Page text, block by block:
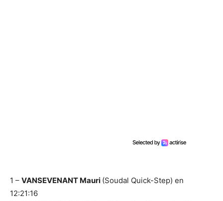
1 – VANSEVENANT Mauri (Soudal Quick-Step) en
12:21:16